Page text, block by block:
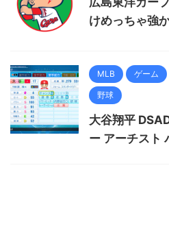
けめっちゃ強
MLB ゲーム
野球
大谷翔平
ー アーチスト